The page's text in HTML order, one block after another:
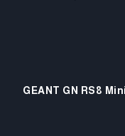
أحدث ملف قنوات لجهاز GEANT GN RS8 Mini